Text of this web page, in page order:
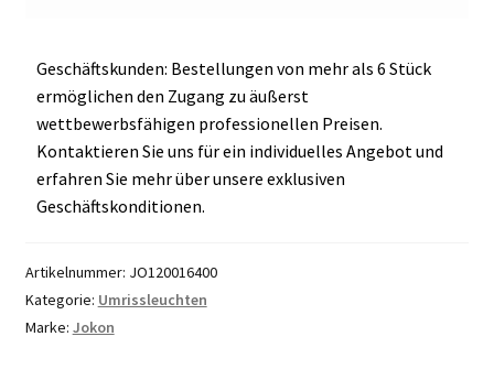
Geschäftskunden: Bestellungen von mehr als 6 Stück
ermöglichen den Zugang zu äußerst
wettbewerbsfähigen professionellen Preisen.
Kontaktieren Sie uns für ein individuelles Angebot und
erfahren Sie mehr über unsere exklusiven
Geschäftskonditionen.
Artikelnummer: JO120016400
Kategorie: Umrissleuchten
Marke: Jokon